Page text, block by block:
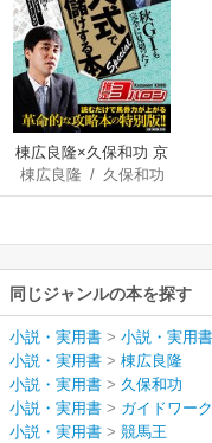
棟広良隆×久保和功 京
大式で大儲けする本
special
棟広良隆 / 久保和功
同じジャンルの本を探す
小説・実用書 > 小説・実用書
小説・実用書 > 棟広良隆
小説・実用書 > 久保和功
小説・実用書 > ガイドワー
小説・実用書 > 競馬王